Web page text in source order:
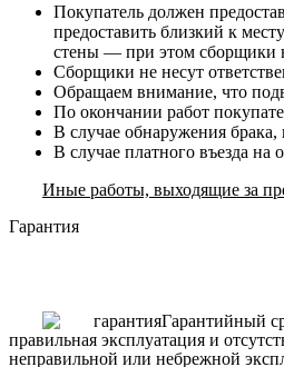
Покупатель должен
предоставить близкий к
стены — при этом сборщики
Сборщики не несут
Обращаем внимание, что
По окончании работ
В случае обнаружения брака,
В случае платного въезда на
Иные работы, выходящие за
Гарантия
Гарантийный
правильная эксплуатация и
неправильной или небрежной